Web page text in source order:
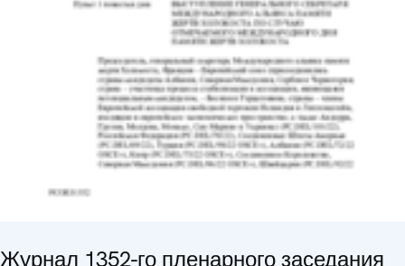
Журнал 1352-го пленарного заседания